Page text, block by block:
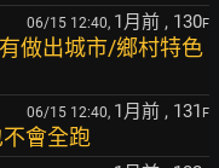
06/15 12:40, 1月前 , 130F
做出城市/鄉村特色
06/15 12:40, 1月前 , 131 F
會全跑